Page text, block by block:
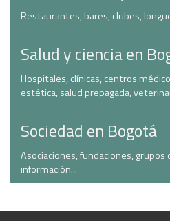
Restaurantes, bares, clubes,
Salud y ciencia en
Hospitales, clínicas, centros
estética, salud prepagada,
Sociedad en Bogotá
Asociaciones, fundaciones, grupos
información...